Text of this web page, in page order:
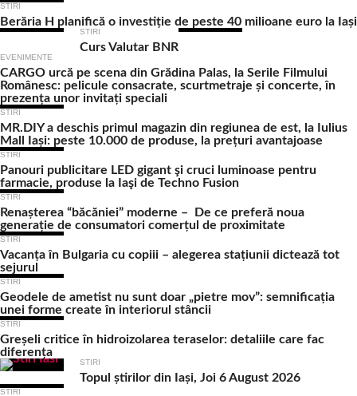
STIRI
Berăria H planifică o investiție de peste 40 milioane euro la Iași
STIRI
Curs Valutar BNR
EVENIMENTE
CARGO urcă pe scena din Grădina Palas, la Serile Filmului
Românesc: pelicule consacrate, scurtmetraje și concerte, în
prezența unor invitați speciali
STIRI
MR.DIY a deschis primul magazin din regiunea de est, la Iulius
Mall Iași: peste 10.000 de produse, la prețuri avantajoase
STIRI
Panouri publicitare LED gigant şi cruci luminoase pentru
farmacie, produse la Iaşi de Techno Fusion
STIRI
Renașterea “băcăniei” moderne – De ce preferă noua
generație de consumatori comerțul de proximitate
STIRI
Vacanța în Bulgaria cu copiii – alegerea stațiunii dictează tot
sejurul
STIRI
Geodele de ametist nu sunt doar „pietre mov”: semnificația
unei forme create în interiorul stâncii
STIRI
Greșeli critice în hidroizolarea teraselor: detaliile care fac
diferența
STIRI
Topul știrilor din Iași, Joi 6 August 2026
STIRI